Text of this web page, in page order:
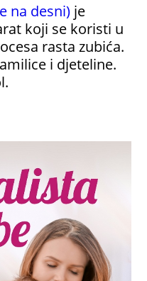
na desni) je
koji se koristi u
rasta zubića.
i djeteline.